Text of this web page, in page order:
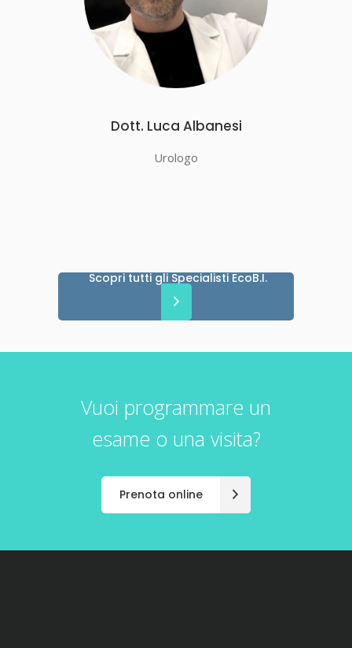
Dott. Luca Albanesi
Urologo
Scopri tutti gli Specialisti EcoB.I.
Vuoi programmare un
esame o una visita?
Prenota online